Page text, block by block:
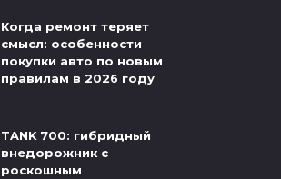
Когда ремонт теряет
смысл: особенности
покупки авто по новым
правилам в 2026 году
TANK 700: гибридный
внедорожник с
роскошным